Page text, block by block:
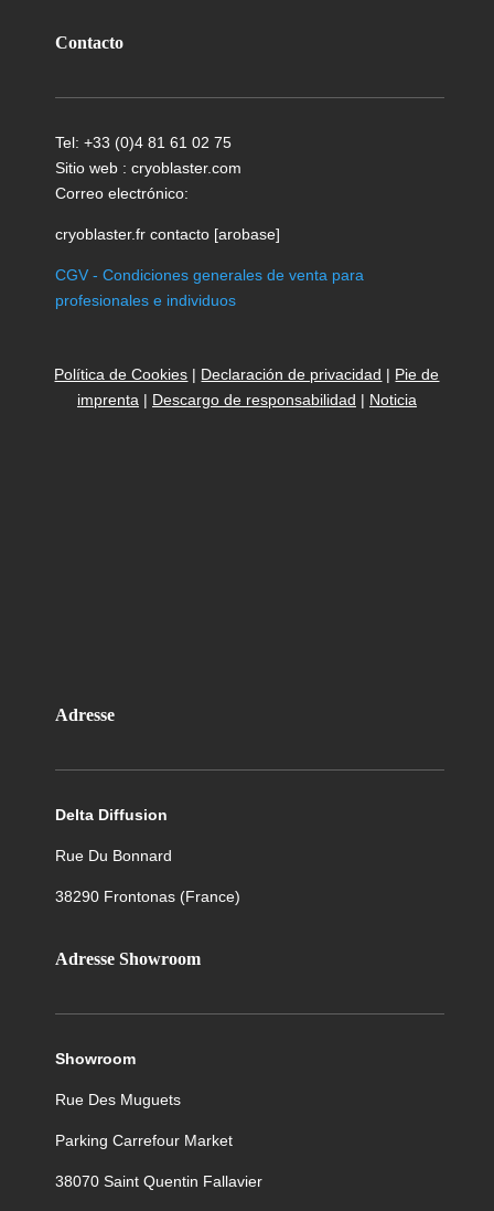
Contacto
Tel: +33 (0)4 81 61 02 75
Sitio web : cryoblaster.com
Correo electrónico:
cryoblaster.fr contacto [arobase]
CGV - Condiciones generales de venta para
profesionales e individuos
Política de Cookies | Declaración de privacidad | Pie de
imprenta | Descargo de responsabilidad | Noticia
Adresse
Delta Diffusion
Rue Du Bonnard
38290 Frontonas (France)
Adresse Showroom
Showroom
Rue Des Muguets
Parking Carrefour Market
38070 Saint Quentin Fallavier